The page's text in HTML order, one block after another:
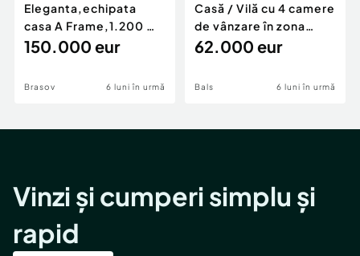
Eleganta,echipata
casa A Frame,1.200 mp
teren,deschidere Pia
150.000 eur
Brasov 6 luni în urmă
Casă / Vilă cu 4 camere
de vânzare în zona
Periferie
62.000 eur
Bals 6 luni în urmă
Vinzi și cumperi simplu și
rapid